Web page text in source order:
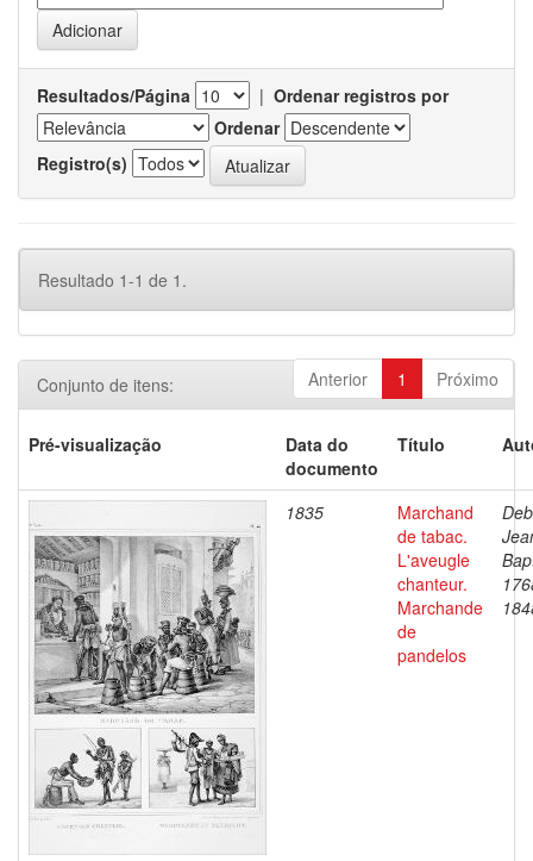
Resultados/Página | Ordenar registros por
Ordenar
Registro(s)
Resultado 1-1 de 1.
Anterior 1 Próximo
Conjunto de itens:
Pré-visualização
Data do
documento
Título
1835
Marchand
de tabac.
L'aveugle
chanteur.
Marchande
de
pandelos